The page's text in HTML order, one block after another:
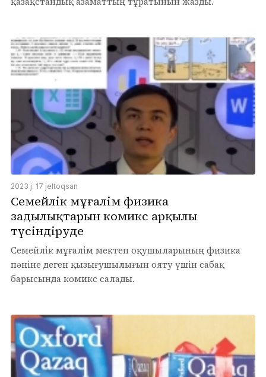
2023 j. 17 jeltoqsan
Семейлік мұғалім физика
заңдылықтарын комикс арқылы
түсіндіруде
Семейлік мұғалім мектеп оқушыларының физика
пәніне деген қызығушылығын ояту үшін сабақ
барысында комикс салады.